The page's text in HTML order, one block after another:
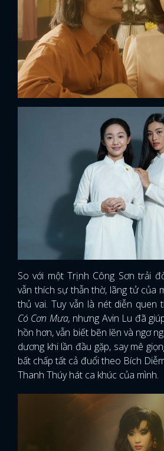
So với một Trịnh Công Sơn trải
vẫn thích sự thẫn thờ, lãng tử của
thủ vai. Tuy vẫn là nét diễn
Có Cơn Mưa, nhưng Avin Lu đã
hồn hơn, vẫn biết bẽn lẽn và ngơ
dương khi lần đầu gặp, say mê
bất chấp tất cả đuổi theo Bích
Thanh Thúy hát ca khúc của mình.